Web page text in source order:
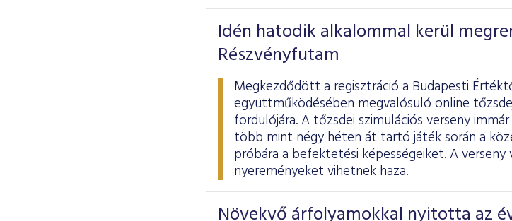
Idén hatodik alkalommal kerül
Részvényfutam
Megkezdődött a regisztráció a Budapesti
együttműködésében megvalósuló online
fordulójára. A tőzsdei szimulációs verseny
több mint négy héten át tartó játék során a
próbára a befektetési képességeiket. A
nyereményeket vihetnek haza.
Növekvő árfolyamokkal nyitotta az